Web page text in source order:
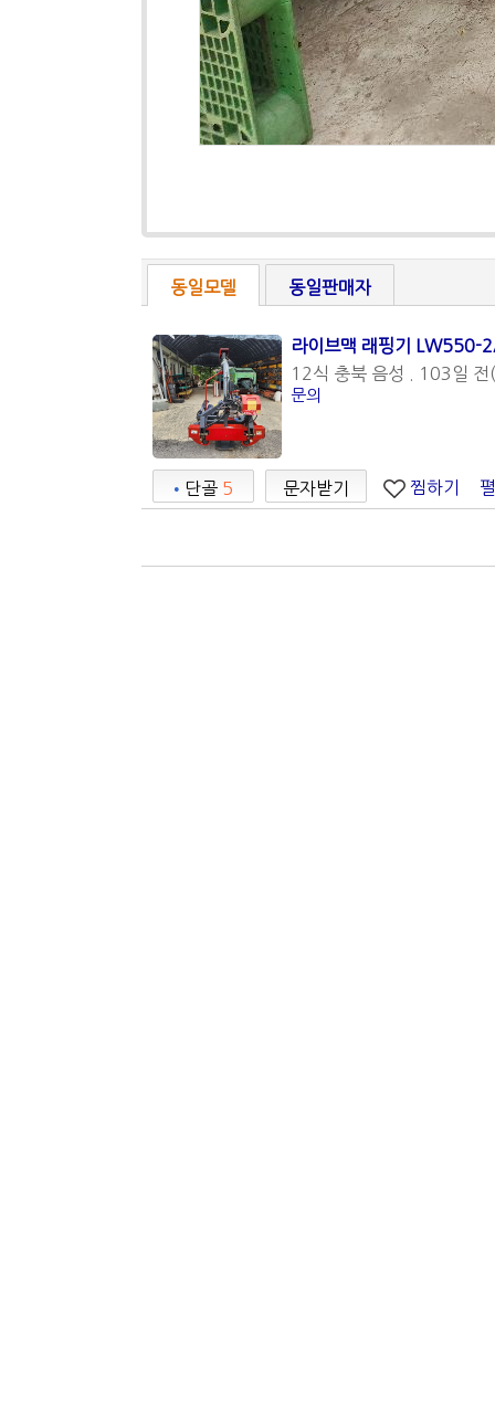
동일모델 동일판매자
라이브맥 래핑기 LW550-
12식 충북 음성 . 103일
문의
• 단골 5 문자받기 찜하기